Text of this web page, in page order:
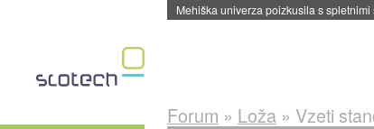
Mehiška univerza poizkusila s
Forum » Loža» Vzeti